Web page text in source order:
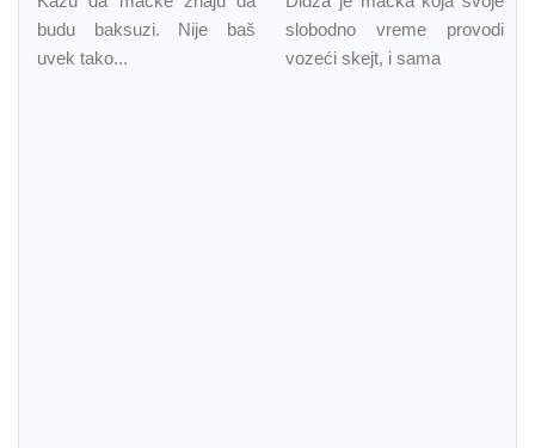
budu baksuzi. Nije baš
uvek tako...
slobodno vreme provodi
vozeći skejt, i sama